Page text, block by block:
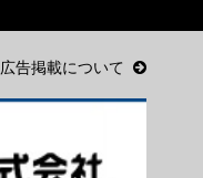
広告掲載について